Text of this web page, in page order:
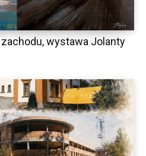
wystawa Jolanty